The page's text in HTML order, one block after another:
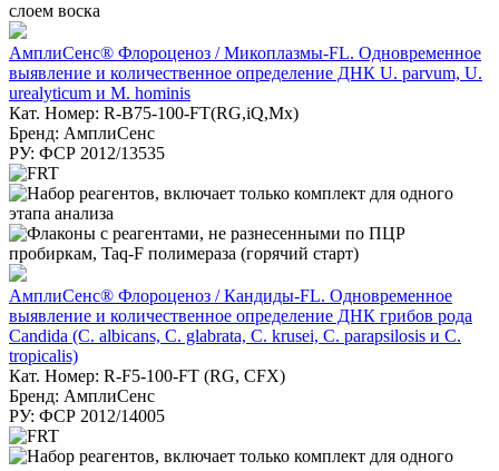
АмплиСенс® Флороценоз / Микоплазмы-FL. Одновременное
выявление и количественное определение ДНК U. parvum, U.
urealyticum и M. hominis
Кат. Номер: R-B75-100-FT(RG,iQ,Mx)
Бренд: АмплиСенс
РУ: ФСР 2012/13535
АмплиСенс® Флороценоз / Кандиды-FL. Одновременное
выявление и количественное определение ДНК грибов рода
Candida (C. albicans, C. glabrata, C. krusei, C. parapsilosis и C.
tropicalis)
Кат. Номер: R-F5-100-FT (RG, CFX)
Бренд: АмплиСенс
РУ: ФСР 2012/14005